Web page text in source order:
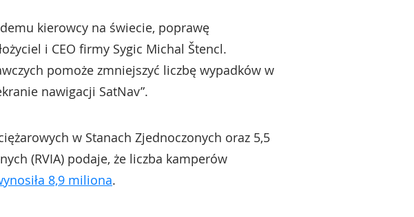
kierowcy na świecie, poprawę
i CEO firmy Sygic Michal Štencl.
pomoże zmniejszyć liczbę wypadków w
nawigacji SatNav”.
w Stanach Zjednoczonych oraz 5,5
(RVIA) podaje, że liczba kamperów
8,9 miliona.